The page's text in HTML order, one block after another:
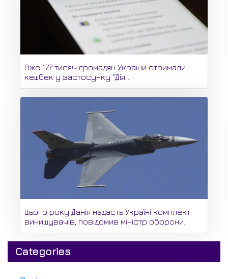
Вже 177 тисяч громадян України отримали
кешбек у застосунку "Дія".
Цього року Данія надасть Україні комплект
винищувачів, повідомив міністр оборони.
Categories